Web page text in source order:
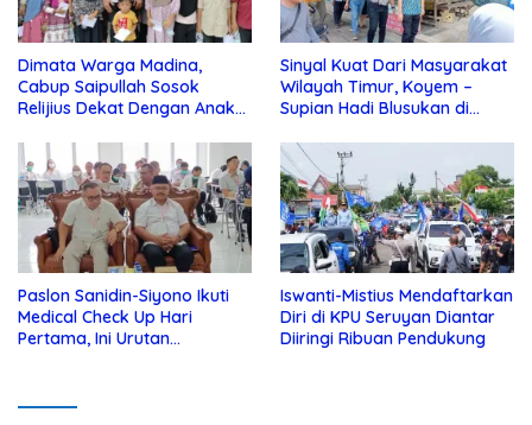
Dimata Warga Madina,
Cabup Saipullah Sosok
Relijius Dekat Dengan Anak
Sinyal Kuat Dari Masyarakat
Wilayah Timur, Koyem –
Supian Hadi Blusukan di
Paslon Sanidin-Siyono Ikuti
Medical Check Up Hari
Pertama, Ini Urutan
Iswanti-Mistius Mendaftarkan
Diri di KPU Seruyan Diantar
Diiringi Ribuan Pendukung